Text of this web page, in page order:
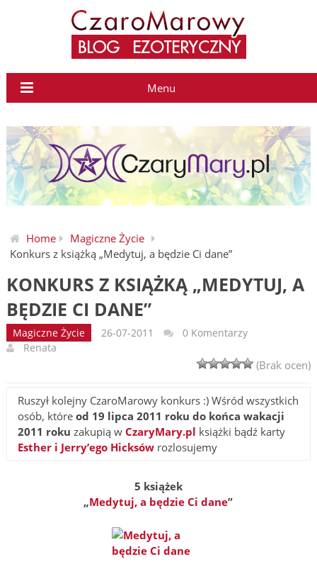
Menu
Home
Magiczne Życie
Konkurs z książką „Medytuj, a będzie Ci dane”
KONKURS Z KSIĄŻKĄ „MEDYTUJ, A
BĘDZIE CI DANE”
Magiczne Życie 26-07-2011
0 Komentarzy
Renata
(Brak ocen)
Ruszył kolejny CzaroMarowy konkurs :) Wśród wszystkich
osób, które od 19 lipca 2011 roku do końca wakacji
2011 roku zakupią w CzaryMary.pl książki bądź karty
Esther i Jerry’ego Hicksówrozlosujemy
5 książek
„Medytuj, a będzie Ci dane”